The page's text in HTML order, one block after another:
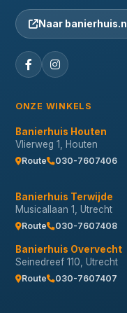
Naar banierhuis.nl
ONZE WINKELS
Banierhuis Houten
Vlierweg 1, Houten
Route 030-7607406
Banierhuis Terwijde
Musicallaan 1, Utrecht
Route 030-7607408
Banierhuis Overvecht
Seinedreef 110, Utrecht
Route 030-7607407